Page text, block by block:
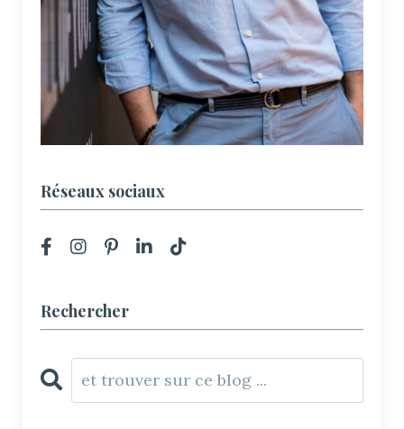
Réseaux sociaux
Rechercher